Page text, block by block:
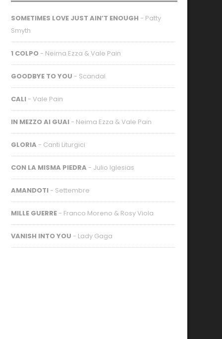
SOMETIMES LOVE JUST AIN’T ENOUGH - Patty
Smyth
1 COLPO - Neima Ezza & Vale Pain
GOODBYE TO YOU - Scandal
CALI - Vale Pain
IN MEZZO AI GUAI - Neima Ezza & Vale Pain
GLORIA - Canti Liturgici
CON LA MISMA PIEDRA - Julio Iglesias
AMANDOTI - Settembre
MILLE GUERRE - Franco Moreno & Rosy Viola
VANISH INTO YOU - Lady Gaga